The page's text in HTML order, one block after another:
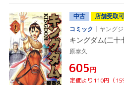
中古
店舗受取可
コミック
ヤング
キングダム(二十
原泰久
¥605円
定価より110円（